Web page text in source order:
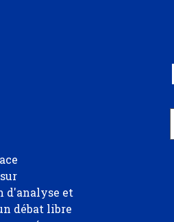
d'analyse et
débat libre